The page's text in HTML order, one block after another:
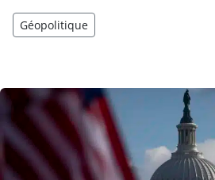
Géopolitique